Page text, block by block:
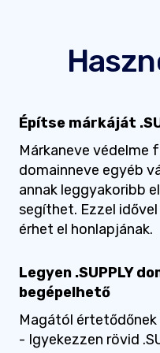
Építse márkáját
Márkaneve védelme
domainneve egyéb
annak leggyakoribb
segíthet. Ezzel
érhet el honlapjának.
Legyen .SUPPLY
begépelhető
Magától
- Igyekezzen rövid